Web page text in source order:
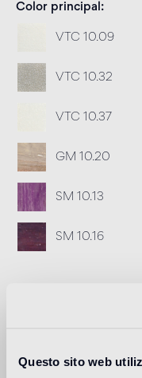
Questo sito web
Color principal
VTC 10.09
VTC 10.32
VTC 10.37
GM 10.20
SM 10.13
SM 10.16
Download